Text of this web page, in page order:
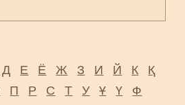
Д Е Ё Ж З И Й К
Қ
П Р С Т У Ұ Ү
Ф